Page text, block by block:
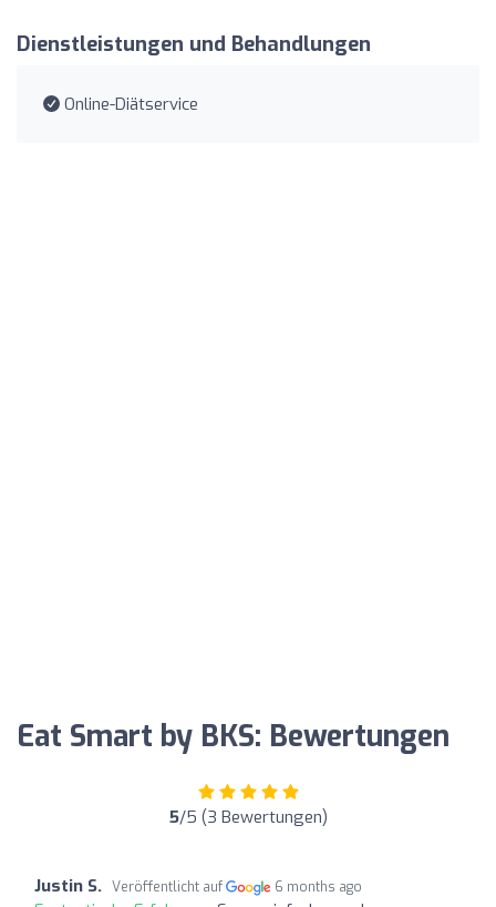
Dienstleistungen und Behandlungen
Online-Diätservice
Eat Smart by BKS: Bewertungen
5/5 (3 Bewertungen)
Justin S. Veröffentlicht auf 6 months ago